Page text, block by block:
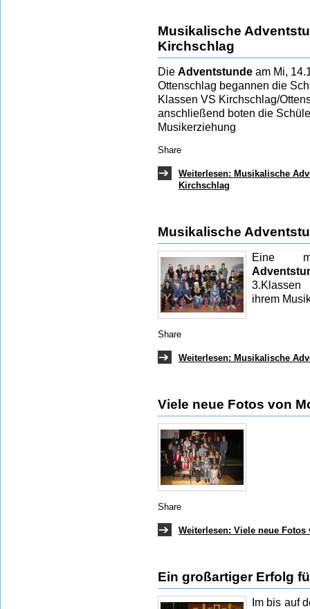
Musikalische
Kirchschlag
DieAdventstunde am Mi,
Ottenschlag begannen die
Klassen VS Kirchschlag/
anschließend boten die
Musikerziehung
Share
Weiterlesen: Musikalische
Kirchschlag
Musikalische
Eine
3.Klassen
ihrem
Share
Weiterlesen: Musikalische
Viele neue Fotos von
Share
Weiterlesen: Viele neue
Ein großartiger Erfolg
Im bis auf